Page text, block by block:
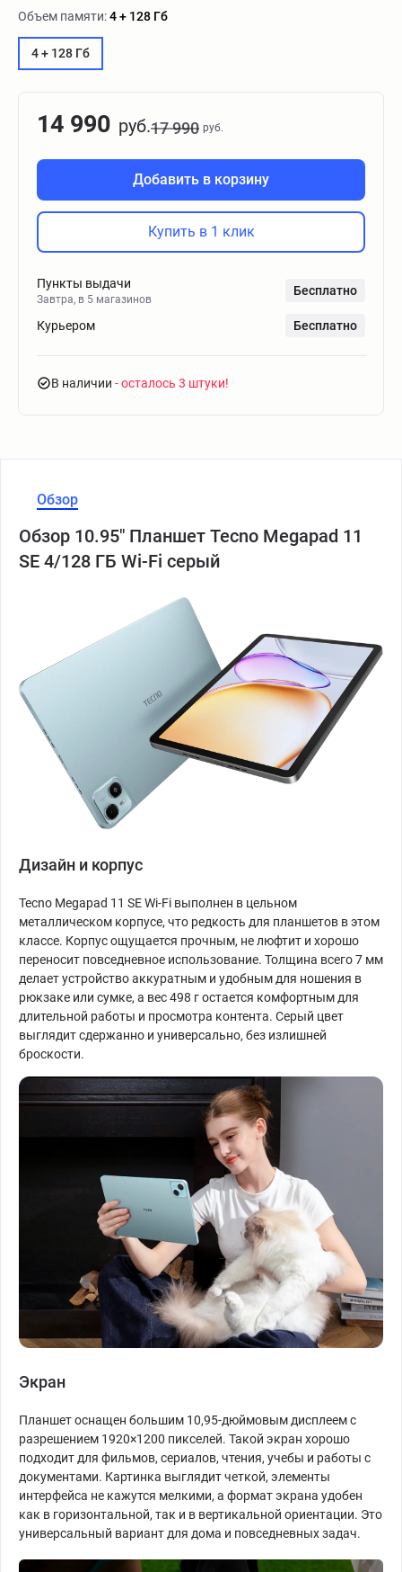
Объем памяти:4 + 128 Гб
4 + 128 Гб
14 990 руб.17 990 руб.
Добавить в корзину
Купить в 1 клик
Пункты выдачи
Завтра, в 5 магазинов
Бесплатно
Курьером Бесплатно
В наличии - осталось 3 штуки
Обзор
Обзор 10.95" Планшет Tecno Megapad 11
SE 4/128 ГБ Wi-Fi серый
Дизайн и корпус
Tecno Megapad 11 SE Wi-Fi выполнен в цельном
металлическом корпусе, что редкость для планшетов в этом
классе. Корпус ощущается прочным, не люфтит и хорошо
переносит повседневное использование. Толщина всего 7 мм
делает устройство аккуратным и удобным для ношения в
рюкзаке или сумке, а вес 498 г остается комфортным для
длительной работы и просмотра контента. Серый цвет
выглядит сдержанно и универсально, без излишней
броскости.
Экран
Планшет оснащен большим 10,95-дюймовым дисплеем с
разрешением 1920×1200 пикселей. Такой экран хорошо
подходит для фильмов, сериалов, чтения, учебы и работы с
документами. Картинка выглядит четкой, элементы
интерфейса не кажутся мелкими, а формат экрана удобен
как в горизонтальной, так и в вертикальной ориентации. Это
универсальный вариант для дома и повседневных задач.